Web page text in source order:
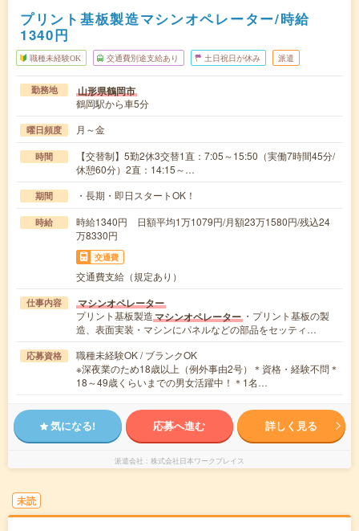
プリント基板製造マシンオペレーター/時給
1340円
職種未経験OK 交通費別途支給あり 土日祝日が休み 派遣
勤務地 山形県鶴岡市
鶴岡駅から車5分
曜日頻度 月～金
時間
【交替制】5勤2休3交替1直：7:05～15:50（実働7時間45分/
休憩60分）2直：14:15～…
期間 ・長期・即日スタートOK！
時給
時給1340円 日額平均1万1079円/月額23万1580円/残込24
万8330円
交通費
交通費支給（規定あり）
仕事内容 マシンオペレーター
プリント基板製造マシンオペレーター ・プリント基板の製
造、表面実装・マシンにパネルなどの部品をセッティ…
応募資格
職種未経験OK / ブランクOK
※深夜業のため18歳以上（例外事由2号）＊資格・経験不問＊
18～49歳くらいまでの男女活躍中！＊1名…
気になる! 応募へ進む 詳しく見る
派遣会社 株式会社日本ワークプレイス
未読